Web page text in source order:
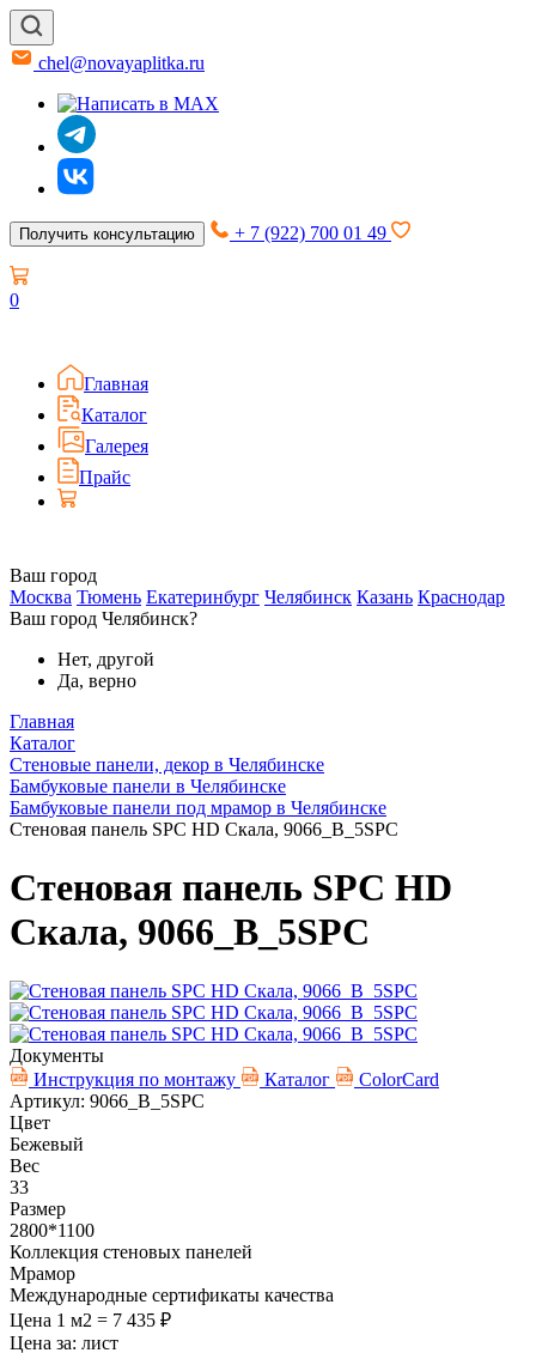
chel@novayaplitka.ru
Получить консультацию + 7 (922) 700 01 49
0
Главная
Каталог
Галерея
Прайс
Ваш город
Москва Тюмень Екатеринбург Челябинск Казань Краснодар
Ваш город Челябинск?
Нет, другой
Да, верно
Главная
Каталог
Стеновые панели, декор в Челябинске
Бамбуковые панели в Челябинске
Бамбуковые панели под мрамор в Челябинске
Стеновая панель SPC HD Скала, 9066_B_5SPC
Стеновая панель SPC HD
Скала, 9066_B_5SPC
Документы
Инструкция по монтажу
Каталог
ColorCard
Артикул: 9066_B_5SPC
Цвет
Бежевый
Вес
33
Размер
2800*1100
Коллекция стеновых панелей
Мрамор
Международные сертификаты качества
Цена 1 м2 = 7 435 ₽
Цена за: лист